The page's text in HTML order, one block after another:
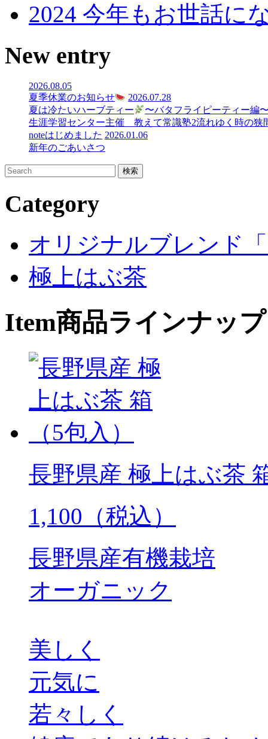
2024 今年もお世話に
New entry
2026.08.05
夏季休業のお知らせ
2026.07.28
夏は冷たいハーブティー
〜バタフライピーティー編
生涯学習センター主催 教えて常識塾2流れゆく時の狭
noteはじめました 2026.01.06
新年のごあいさつ
Category
オリジナルブレンド
極上はぶ茶
Item商品ラインナップ
長野県産 極上はぶ茶
1,100（税込）
長野県産有機栽培
オーガニック
美しく
元気に
若々しく